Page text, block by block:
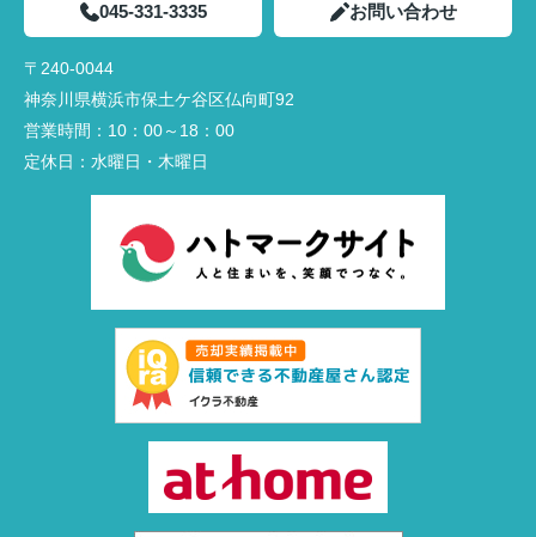
045-331-3335 お問い合わせ
〒240-0044
神奈川県横浜市保土ケ谷区仏向町92
営業時間： 10：00～18：00
定休日： 水曜日・木曜日